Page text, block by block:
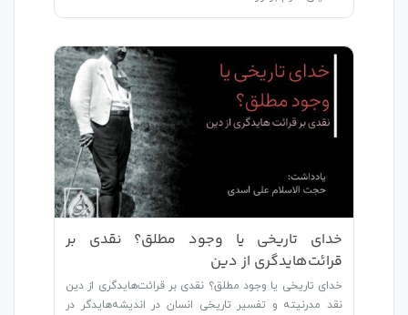
خدای تاریخی یا وجود مطلق؟ نقدی بر
قرائت‌هایدگری از دین
خدای تاریخی یا وجود مطلق؟ نقدی بر قرائت‌هایدگری از دین
نقد مدرنیته و تفسیر تاریخی انسان در اندیشه‌هایدگر در